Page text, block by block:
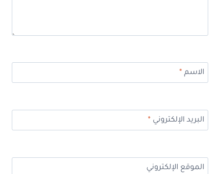
الاسم*
البريد الإلكتروني*
الموقع الإلكتروني